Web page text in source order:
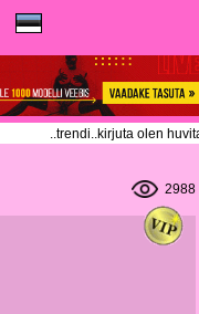
..trendi..kirjuta olen
2988